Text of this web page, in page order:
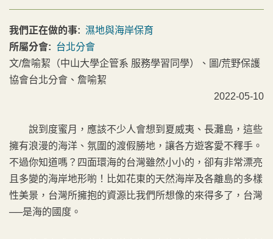
我們正在做的事: 濕地與海岸保育
所屬分會: 台北分會
文/詹喻絜（中山大學企管系 服務學習同學）、圖/荒野保護
協會台北分會、詹喻絜
2022-05-10
說到度蜜月，應該不少人會想到夏威夷、長灘島，這些
擁有浪漫的海洋、氛圍的渡假勝地，讓各方遊客愛不釋手。
不過你知道嗎？四面環海的台灣雖然小小的，卻有非常漂亮
且多變的海岸地形喲！比如花東的天然海岸及各離島的多樣
性美景，台灣所擁抱的資源比我們所想像的來得多了，台灣
──是海的國度。